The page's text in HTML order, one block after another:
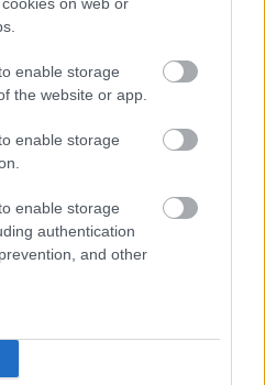
enable storage
the website or app.
enable storage
enable storage
authentication
and other
Nemusí to byť len
levanduľa! 7 fialových
krások, ktoré rozžiaria